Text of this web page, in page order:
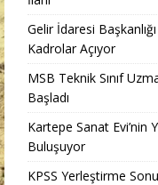
Gelir İdaresi
Kadrolar Açıyor
MSB Teknik Sınıf
Başladı
Kartepe Sanat Evi’nin
Buluşuyor
KPSS Yerleştirme